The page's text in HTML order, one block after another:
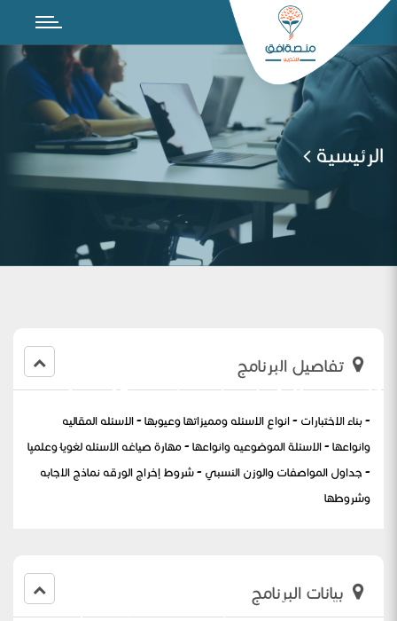
الرئيسية
ورشة عمل (مجتمع تعلم مهني) مهارة
صياغة اسئلة الاختبارات الفصليه) نجاح
تفاصيل البرنامج
- بناء الاختبارات - انواع الاسئله ومميزاتها وعيوبها - الاسئله المقاليه
وانواعها - الاسئلة الموضوعيه وانواعها - مهارة صياغه الاسئله لغوياً وعلميًا
- جداول المواصفات والوزن النسبي - شروط إخراج الورقه نماذج الاجابه
وشروطها
بيانات البرنامج